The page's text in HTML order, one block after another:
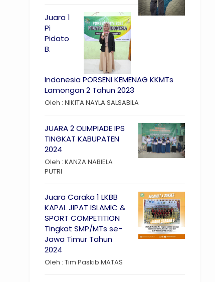
Juara 1
Pi
Pidato
B.
Indonesia PORSENI KEMENAG KKMTs
Lamongan 2 Tahun 2023
Oleh : NIKITA NAYLA SALSABILA
JUARA 2 OLIMPIADE IPS
TINGKAT KABUPATEN
2024
Oleh : KANZA NABIELA
PUTRI
Juara Caraka 1 LKBB
KAPAL JIPAT ISLAMIC &
SPORT COMPETITION
Tingkat SMP/MTs se-
Jawa Timur Tahun
2024
Oleh : Tim Paskib MATAS